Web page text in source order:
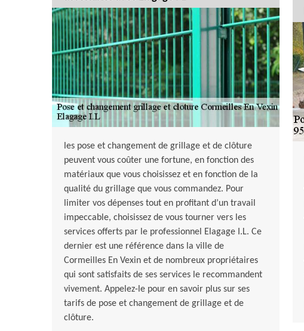
les pose et changement de grillage et de clôture
peuvent vous coûter une fortune, en fonction des
matériaux que vous choisissez et en fonction de la
qualité du grillage que vous commandez. Pour
limiter vos dépenses tout en profitant d’un travail
impeccable, choisissez de vous tourner vers les
services offerts par le professionnel Elagage I.L. Ce
dernier est une référence dans la ville de
Cormeilles En Vexin et de nombreux propriétaires
qui sont satisfaits de ses services le recommandent
vivement. Appelez-le pour en savoir plus sur ses
tarifs de pose et changement de grillage et de
clôture.